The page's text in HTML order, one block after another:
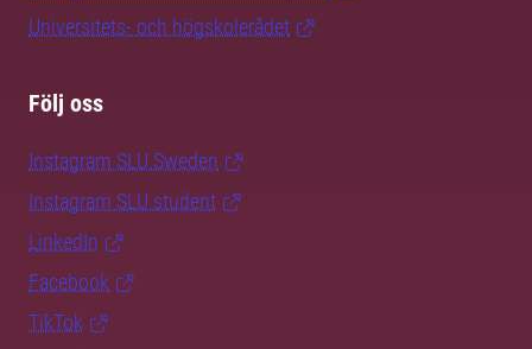
Universitets- och högskolerådet
Följ oss
Instagram SLU.Sweden
Instagram SLU.student
LinkedIn
Facebook
TikTok